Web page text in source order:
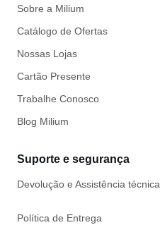
Sobre a Milium
Catálogo de Ofertas
Nossas Lojas
Cartão Presente
Trabalhe Conosco
Blog Milium
Suporte e segurança
Devolução e Assistência técnica
Política de Entrega